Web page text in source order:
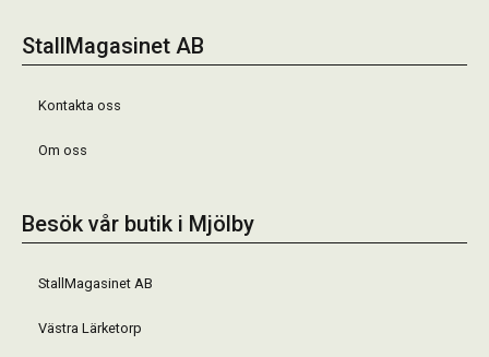
StallMagasinet AB
Kontakta oss
Om oss
Besök vår butik i Mjölby
StallMagasinet AB
Västra Lärketorp